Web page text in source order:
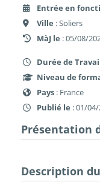
Entrée en
Ville : Soliers
MàJ le : 05/08/
Durée de
Niveau de
Pays : France
Publié le : 01/
Présentation
Description